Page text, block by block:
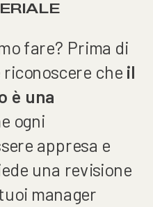
fare? Prima di
che il
è una
ogni
appresa e
una revisione
manager